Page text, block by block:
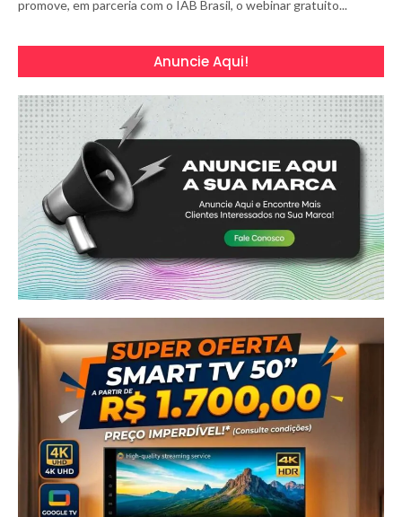
promove, em parceria com o IAB Brasil, o webinar gratuito...
Anuncie Aqui!